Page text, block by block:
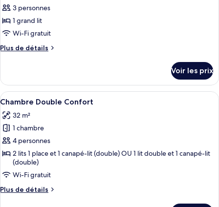
lit
une
place
pour
ce
type
chambre :
Classique
3 personnes
1 grand lit
Wi-Fi gratuit
Plus de détails
Plus
le
type
de
Chambre
Double
Classique
Voir les prix
Afficher
toutes
les
photos
pour
ce
type
de
chambre :
Une chambre d’hôtel avec deux lits,
8
Chambre Double Confort
32 m²
1 chambre
4 personnes
2 lits 1 place et 1 canapé-lit (double) OU 1 lit double et 1 canapé-lit
(double)
Wi-Fi gratuit
Plus de détails
Plus